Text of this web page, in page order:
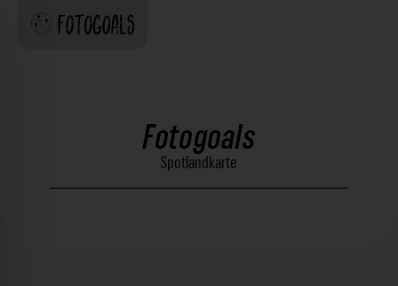
Fotogoals
Spotlandkarte